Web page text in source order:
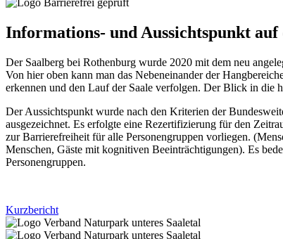
Informations- und Aussichtspunkt
Der Saalberg bei Rothenburg wurde 2020 mit dem neu
Von hier oben kann man das Nebeneinander der
erkennen und den Lauf der Saale verfolgen. Der Blick in die
Der Aussichtspunkt wurde nach den Kriterien der
ausgezeichnet. Es erfolgte eine Rezertifizierung für den
zur Barrierefreiheit für alle Personengruppen vorliegen.
Menschen, Gäste mit kognitiven Beeinträchtigungen). Es
Personengruppen.
Kurzbericht